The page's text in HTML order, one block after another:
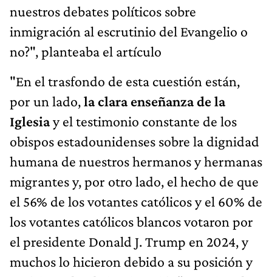
nuestros debates políticos sobre
inmigración al escrutinio del Evangelio o
no?", planteaba el artículo
"En el trasfondo de esta cuestión están,
por un lado,la clara enseñanza de la
Iglesiay el testimonio constante de los
obispos estadounidenses sobre la dignidad
humana de nuestros hermanos y hermanas
migrantes y, por otro lado, el hecho de que
el 56% de los votantes católicos y el 60% de
los votantes católicos blancos votaron por
el presidente Donald J. Trump en 2024, y
muchos lo hicieron debido a su posición y